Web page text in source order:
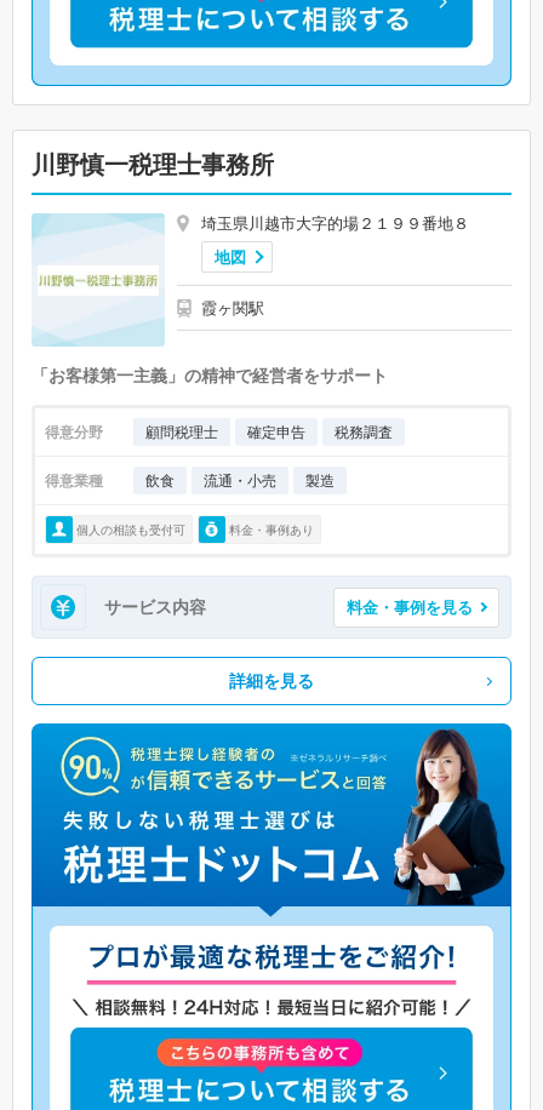
川野慎一税理士事務所
埼玉県川越市大字的場２１９９番地８
地図
霞ヶ関駅
「お客様第一主義」の精神で経営者をサポート
得意分野 顧問税理士 確定申告 税務調査
得意業種 飲食 流通・小売 製造
個人の相談も受付可 料金・事例あり
サービス内容 料金・事例を見る
詳細を見る